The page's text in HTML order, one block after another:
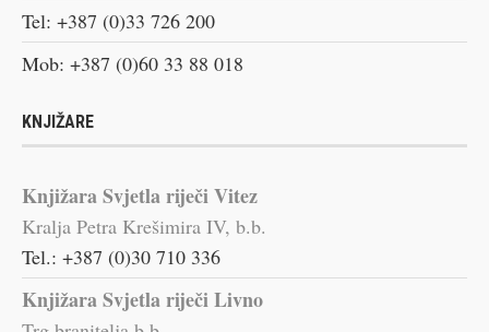
Tel: +387 (0)33 726 200
Mob: +387 (0)60 33 88 018
KNJIŽARE
Knjižara Svjetla riječi Vitez
Kralja Petra Krešimira IV, b.b.
Tel.: +387 (0)30 710 336
Knjižara Svjetla riječi Livno